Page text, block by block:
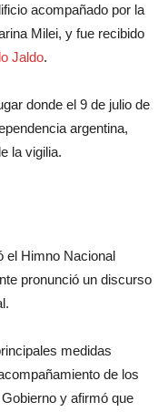
acompañado por la
Milei, y fue recibido
Jaldo.
donde el 9 de julio de
argentina,
la vigilia.
el Himno Nacional
pronunció un discurso
medidas
de los
y afirmó que